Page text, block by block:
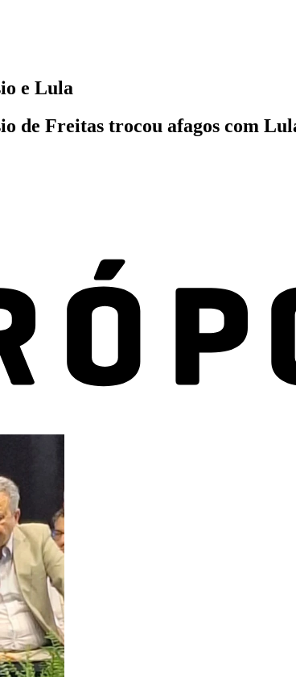
e Lula
Freitas trocou afagos com